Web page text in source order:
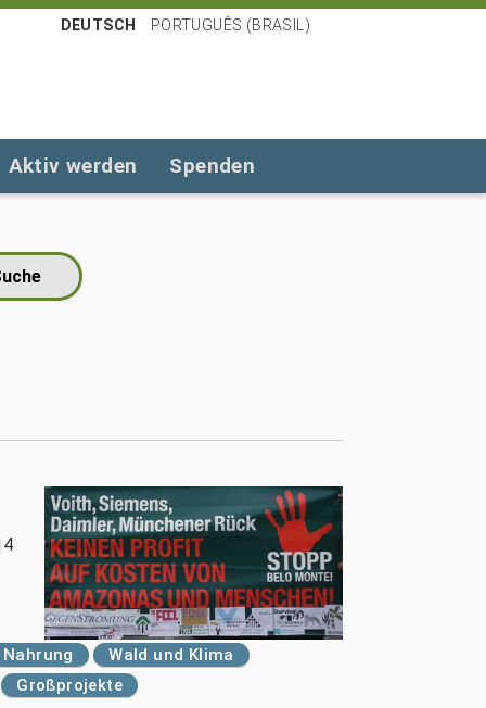
DEUTSCH PORTUGUÊS (BRASIL)
Aktiv werden Spenden
Wald und Klima
Großprojekte